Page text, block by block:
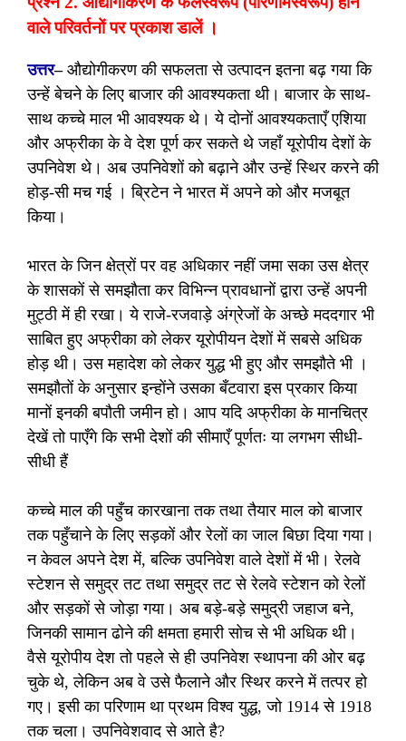
वाले परिवर्तनों पर प्रकाश डालें ।
उत्तर– औद्योगीकरण की सफलता से उत्पादन इतना बढ़ गया कि
उन्हें बेचने के लिए बाजार की आवश्यकता थी। बाजार के साथ-
साथ कच्चे माल भी आवश्यक थे। ये दोनों आवश्यकताएँ एशिया
और अफ्रीका के वे देश पूर्ण कर सकते थे जहाँ यूरोपीय देशों के
उपनिवेश थे। अब उपनिवेशों को बढ़ाने और उन्हें स्थिर करने की
होड़-सी मच गई । ब्रिटेन ने भारत में अपने को और मजबूत
किया।
भारत के जिन क्षेत्रों पर वह अधिकार नहीं जमा सका उस क्षेत्र
के शासकों से समझौता कर विभिन्न प्रावधानों द्वारा उन्हें अपनी
मुट्ठी में ही रखा। ये राजे-रजवाड़े अंग्रेजों के अच्छे मददगार भी
साबित हुए अफ्रीका को लेकर यूरोपीयन देशों में सबसे अधिक
होड़ थी। उस महादेश को लेकर युद्ध भी हुए और समझौते भी ।
समझौतों के अनुसार इन्होंने उसका बँटवारा इस प्रकार किया
मानों इनकी बपौती जमीन हो। आप यदि अफ्रीका के मानचित्र
देखें तो पाएँगे कि सभी देशों की सीमाएँ पूर्णतः या लगभग सीधी-
सीधी हैं
कच्चे माल की पहुँच कारखाना तक तथा तैयार माल को बाजार
तक पहुँचाने के लिए सड़कों और रेलों का जाल बिछा दिया गया।
न केवल अपने देश में, बल्कि उपनिवेश वाले देशों में भी। रेलवे
स्टेशन से समुद्र तट तथा समुद्र तट से रेलवे स्टेशन को रेलों
और सड़कों से जोड़ा गया। अब बड़े-बड़े समुद्री जहाज बने,
जिनकी सामान ढोने की क्षमता हमारी सोच से भी अधिक थी।
वैसे यूरोपीय देश तो पहले से ही उपनिवेश स्थापना की ओर बढ़
चुके थे, लेकिन अब वे उसे फैलाने और स्थिर करने में तत्पर हो
गए। इसी का परिणाम था प्रथम विश्व युद्ध, जो 1914 से 1918
तक चला। उपनिवेशवाद से आते है?